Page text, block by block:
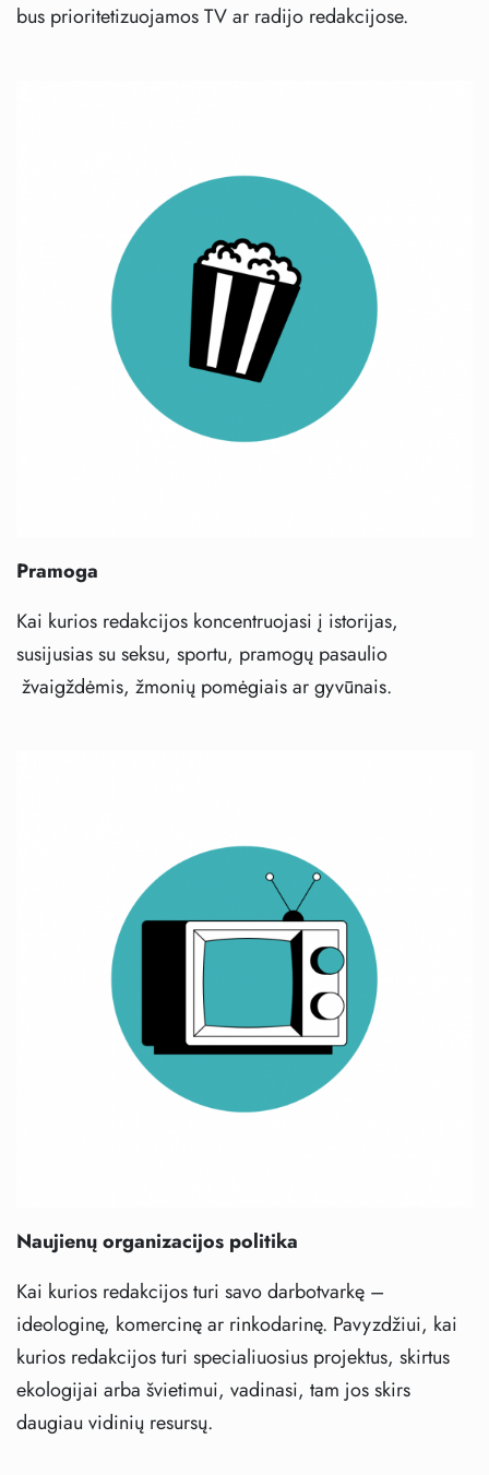
bus prioritetizuojamos TV ar radijo redakcijose.
Pramoga
Kai kurios redakcijos koncentruojasi į istorijas,
susijusias su seksu, sportu, pramogų pasaulio
žvaigždėmis, žmonių pomėgiais ar gyvūnais.
Naujienų organizacijos politika
Kai kurios redakcijos turi savo darbotvarkę –
ideologinę, komercinę ar rinkodarinę. Pavyzdžiui, kai
kurios redakcijos turi specialiuosius projektus, skirtus
ekologijai arba švietimui, vadinasi, tam jos skirs
daugiau vidinių resursų.